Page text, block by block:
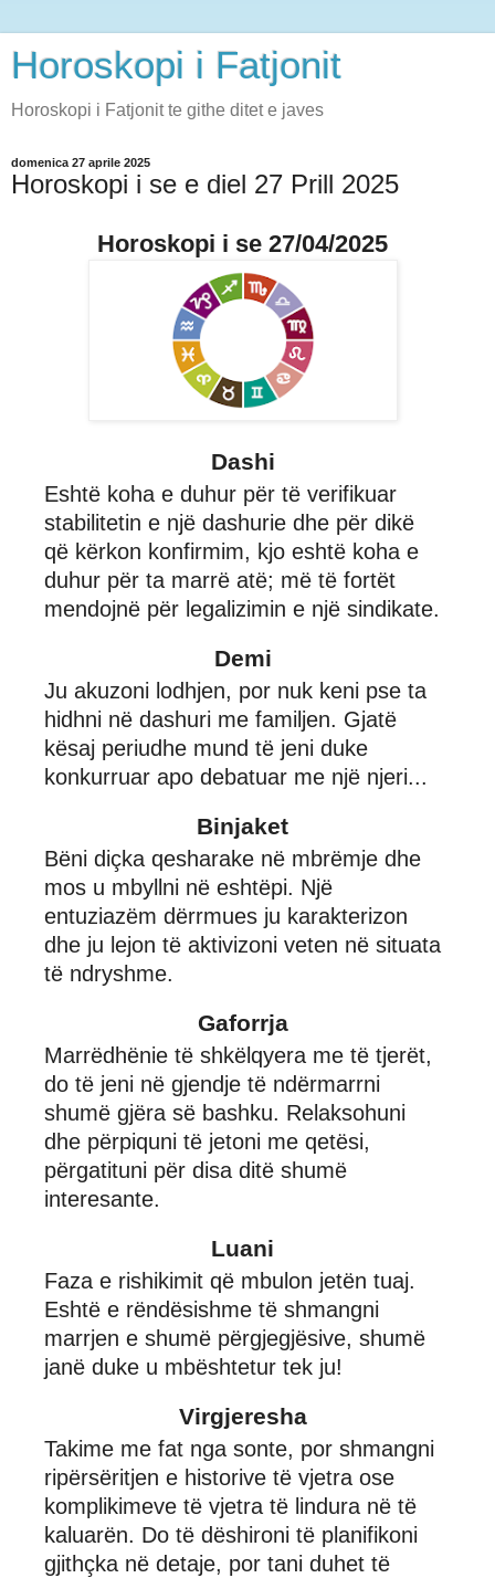
Horoskopi i Fatjonit
Horoskopi i Fatjonit te githe ditet e javes
domenica 27 aprile 2025
Horoskopi i se e diel 27 Prill 2025
Horoskopi i se 27/04/2025
Dashi
Eshtë koha e duhur për të verifikuar
stabilitetin e një dashurie dhe për dikë
që kërkon konfirmim, kjo eshtë koha e
duhur për ta marrë atë; më të fortët
mendojnë për legalizimin e një sindikate.
Demi
Ju akuzoni lodhjen, por nuk keni pse ta
hidhni në dashuri me familjen. Gjatë
kësaj periudhe mund të jeni duke
konkurruar apo debatuar me një njeri...
Binjaket
Bëni diçka qesharake në mbrëmje dhe
mos u mbyllni në eshtëpi. Një
entuziazëm dërrmues ju karakterizon
dhe ju lejon të aktivizoni veten në situata
të ndryshme.
Gaforrja
Marrëdhënie të shkëlqyera me të tjerët,
do të jeni në gjendje të ndërmarrni
shumë gjëra së bashku. Relaksohuni
dhe përpiquni të jetoni me qetësi,
përgatituni për disa ditë shumë
interesante.
Luani
Faza e rishikimit që mbulon jetën tuaj.
Eshtë e rëndësishme të shmangni
marrjen e shumë përgjegjësive, shumë
janë duke u mbështetur tek ju!
Virgjeresha
Takime me fat nga sonte, por shmangni
ripërsëritjen e historive të vjetra ose
komplikimeve të vjetra të lindura në të
kaluarën. Do të dëshironi të planifikoni
gjithçka në detaje, por tani duhet të